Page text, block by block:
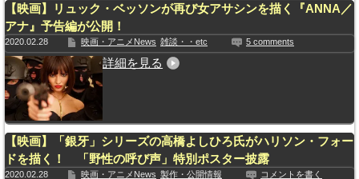
【映画】リュック・ベッソンが再び女アサシンを描く『ANNA／
アナ』予告編が公開！
2020.02.28 映画・アニメNews 雑談・・etc 5 comments
詳細を見る
【映画】「銀牙」シリーズの高橋よしひろ氏がハリソン・フォー
ドを描く！ 「野性の呼び声」特別ポスター披露
2020.02.28 映画・アニメNews 製作・公開情報 コメントを書く